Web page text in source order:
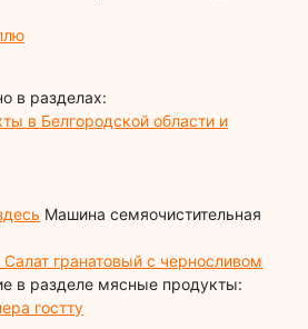
в разделах:
в Белгородской области и
Машина семяочистительная
гранатовый с черносливом
в разделе мясные продукты:
гостту